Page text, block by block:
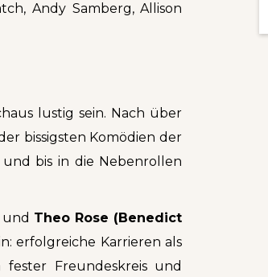
Andy Samberg, Allison
lustig sein. Nach über
bissigsten Komödien der
bis in die Nebenrollen
und Theo Rose (Benedict
erfolgreiche Karrieren als
Freundeskreis und